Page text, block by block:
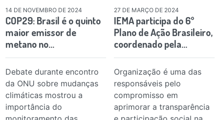
14 DE NOVEMBRO DE 2024
COP29: Brasil é o quinto
maior emissor de
metano no…
Debate durante encontro
da ONU sobre mudanças
climáticas mostrou a
importância do
27 DE MARÇO DE 2024
IEMA participa do 6º
Plano de Ação Brasileiro,
coordenado pela…
Organização é uma das
responsáveis pelo
compromisso em
aprimorar a transparência